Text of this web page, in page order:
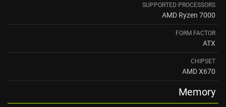
SUPPORTED PROCESSORS
AMD Ryzen 7000
FORM FACTOR
ATX
CHIPSET
AMD X670
Memory